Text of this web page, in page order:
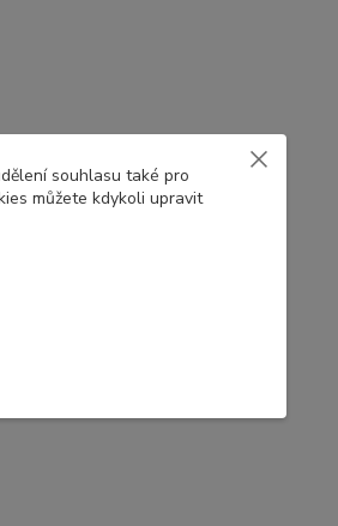
souhlasu také pro
můžete kdykoli upravit